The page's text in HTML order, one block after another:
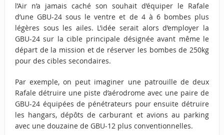
l’Air n’a jamais caché son souhait d’équiper le Rafale
d’une GBU-24 sous le ventre et de 4 à 6 bombes plus
légères sous les ailes. L’idée serait alors d’employer la
GBU-24 sur la cible principale désignée avant même le
départ de la mission et de réserver les bombes de 250kg
pour des cibles secondaires.
Par exemple, on peut imaginer une patrouille de deux
Rafale détruire une piste d’aérodrome avec une paire de
GBU-24 équipées de pénétrateurs pour ensuite détruire
les hangars, dépôts de carburant et avions au parking
avec une douzaine de GBU-12 plus conventionnelles.